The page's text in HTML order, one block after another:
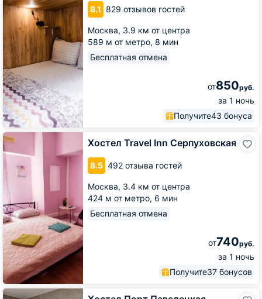
8.1 829 отзывов гостей
Москва, 3.9 км от центра
589 м от метро, 8 мин
Бесплатная отмена
от850руб.
за 1 ночь
Получите43 бонуса
вокзалов
Хостел Travel Inn Серпуховская
8.5 492 отзыва гостей
Москва, 3.4 км от центра
424 м от метро, 6 мин
Бесплатная отмена
от740руб.
за 1 ночь
Получите37 бонусов
Хостел
Travel
Inn
Серпуховская
Хостел